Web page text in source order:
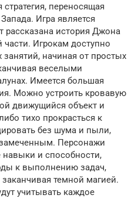
стратегия, переносящая
Игра является
рассказана история Джона
Игрокам доступно
начиная от простых
веселыми
Имеется большая
Можно устроить кровавую
движущийся объект и
тихо прокрасться к
без шума и пыли,
Персонажи
навыки и способности,
к выполнению задач,
заканчивая темной магией.
учитывать каждое